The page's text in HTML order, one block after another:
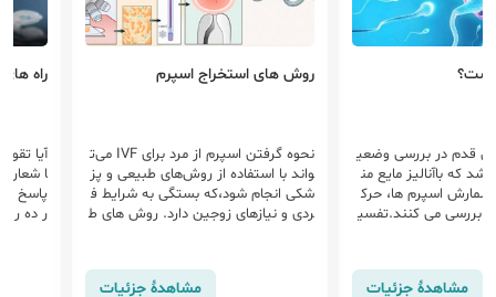
قدم در بررسی وضعی
که باآنالیز مایع من
شمارش اسپرم ها، حرک
بررسی می کنند.تفسی
مشاهدهٔ جزئیات
روش های استخراج اسپرم
نحوه گرفتن اسپرم از مرد برای IVF می‌ت
واند با استفاده از روش‌های طبیعی و پز
شکی انجام شود،که بستگی به شرایط ف
ردی و نیازهای زوجین دارد. روش های ط
مشاهدهٔ جزئیات
راه
ا شعار
پاسخ
ر ده